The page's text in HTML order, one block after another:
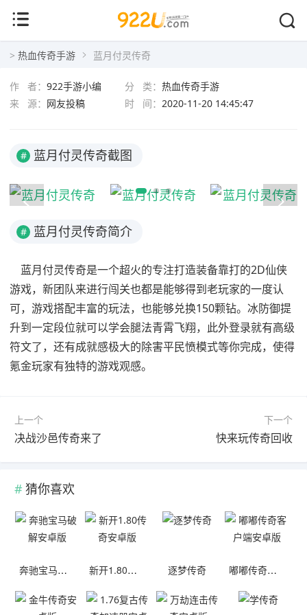
> 热血传奇手游 蓝月付灵传奇
蓝月付灵传奇
作 者： 922手游小编 分 类： 热血传奇手游
来 源： 网友投稿 时 间： 2020-11-20 14:45:47
# 蓝月付灵传奇截图
# 蓝月付灵传奇简介
蓝月付灵传奇是一个超火的专注打造装备靠打的2D仙侠
游戏，新团队来进行闯关也都是能够得到老玩家的一度认
可，游戏搭配丰富的玩法，也能够兑换150颗钻。冰防御提
升到一定段位就可以学会腿法青霄飞翔，此外登录就有高级
符文了，还有成就感极大的除害平民愤模式等你完成，使得
氪金玩家有独特的游戏观感。
上一个
决战沙邑传奇来了
下一个
快来玩传奇回收
猜你喜欢
奔驰宝马破解安卓版 新开1.80传奇安卓版 逐梦传奇 嘟嘟传奇客户端安卓版